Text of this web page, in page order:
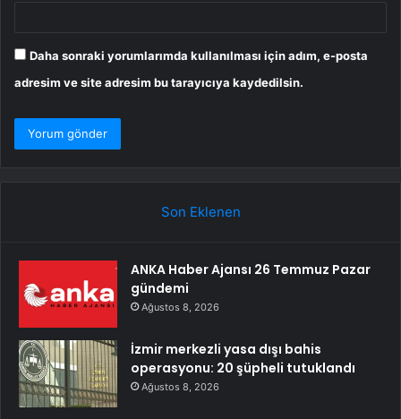
Daha sonraki yorumlarımda kullanılması için adım, e-posta
adresim ve site adresim bu tarayıcıya kaydedilsin.
Son Eklenen
ANKA Haber Ajansı 26 Temmuz Pazar
gündemi
Ağustos 8, 2026
İzmir merkezli yasa dışı bahis
operasyonu: 20 şüpheli tutuklandı
Ağustos 8, 2026